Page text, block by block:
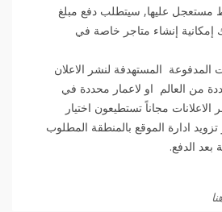
عليها, سيتطلب دفع مبلغ
إنشاء متاجر خاصة في
المدفوعة المستهدفة لنشر الاعلان
من العالم او لاعمار محددة في
مجاناً تستطيعون اختيار
تزويد ادارة الموقع بالمنطقة المطلوب
بعد الدفع.